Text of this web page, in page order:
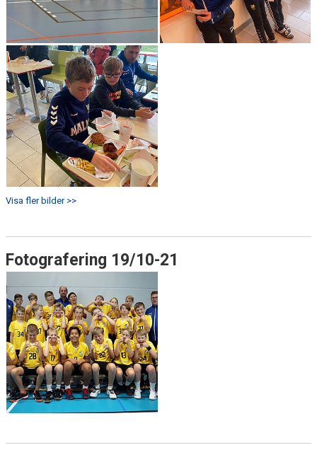
Visa fler bilder >>
Fotografering 19/10-21